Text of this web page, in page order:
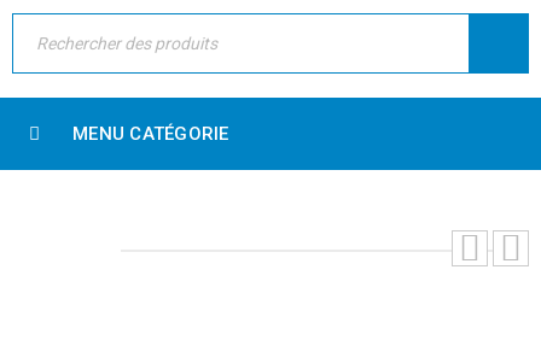
MENU CATÉGORIE